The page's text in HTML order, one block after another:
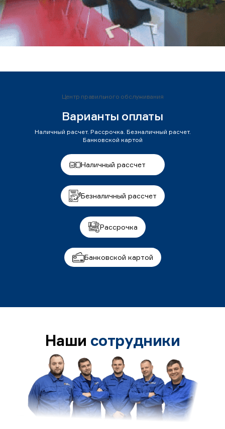
Центр правильного обслуживания
Варианты оплаты
Наличный расчет. Рассрочка. Безналичный расчет.
Банковской картой
Наличный рассчет
Безналичный рассчет
Рассрочка
Банковской картой
Наши сотрудники